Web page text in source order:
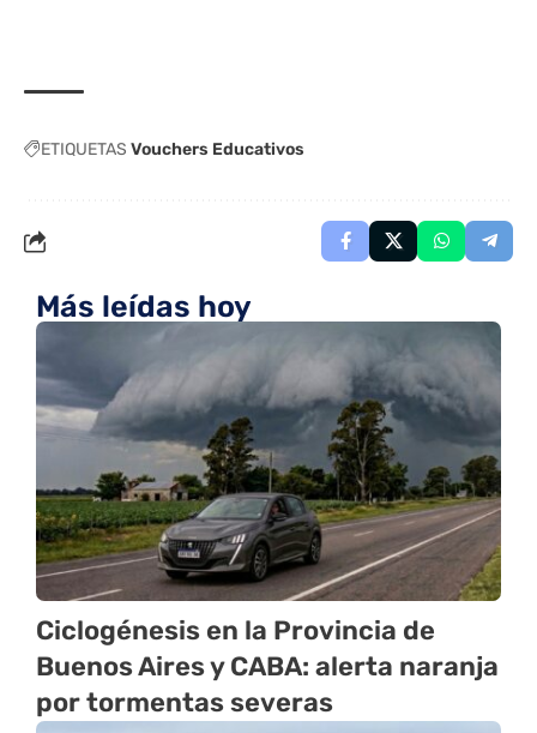
ETIQUETAS Vouchers Educativos
Más leídas hoy
Ciclogénesis en la Provincia de
Buenos Aires y CABA: alerta naranja
por tormentas severas